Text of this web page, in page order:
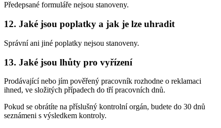
Předepsané formuláře nejsou stanoveny.
12. Jaké jsou poplatky a jak je lze uhradit
Správní ani jiné poplatky nejsou stanoveny.
13. Jaké jsou lhůty pro vyřízení
Prodávající nebo jím pověřený pracovník rozhodne o reklamaci
ihned, ve složitých případech do tří pracovních dnů.
Pokud se obrátíte na příslušný kontrolní orgán, budete do 30 dnů
seznámeni s výsledkem kontroly.